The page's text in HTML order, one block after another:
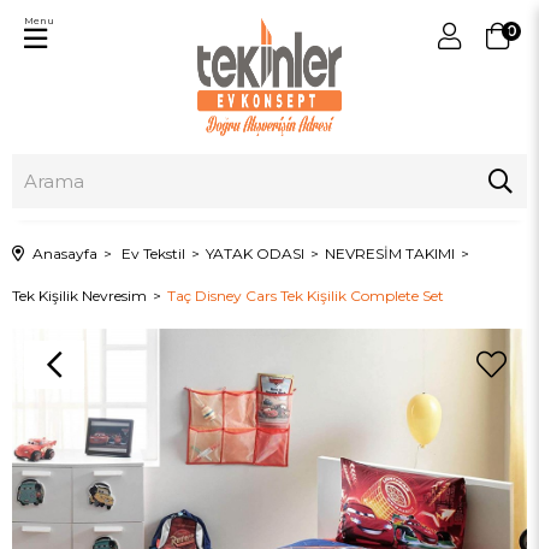
0
Menu
Anasayfa Ev Tekstil YATAK ODASI NEVRESİM TAKIMI
Tek Kişilik Nevresim Taç Disney Cars Tek Kişilik Complete Set